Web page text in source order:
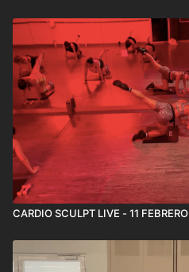
CARDIO SCULPT LIVE - 11 FEBRERO